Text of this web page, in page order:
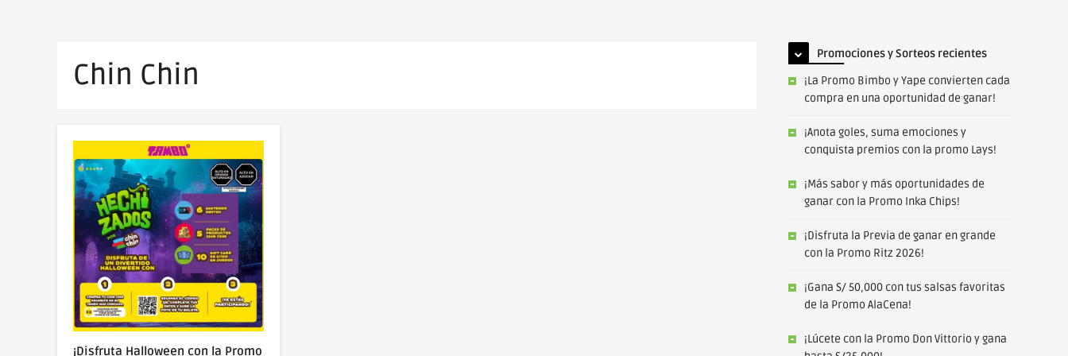
Chin Chin
¡Disfruta Halloween con la Promo
Promociones y Sorteos recientes
¡La Promo Bimbo y Yape convierten cada
compra en una oportunidad de ganar!
¡Anota goles, suma emociones y
conquista premios con la promo Lays!
¡Más sabor y más oportunidades de
ganar con la Promo Inka Chips!
¡Disfruta la Previa de ganar en grande
con la Promo Ritz 2026!
¡Gana S/ 50,000 con tus salsas favoritas
de la Promo AlaCena!
¡Lúcete con la Promo Don Vittorio y gana